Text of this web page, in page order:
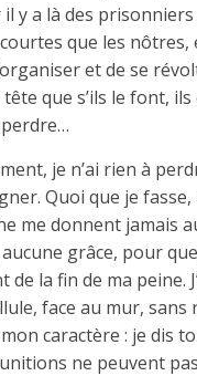
il y a là des
que les nôtres,
et de se
que s’ils le font,
je n’ai rien à
Quoi que je
me donnent jamais
grâce, pour
de la fin de ma peine.
face au mur,
mon caractère : je dis
ne peuvent